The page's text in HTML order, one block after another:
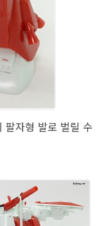
팔자형 발로 벌릴 수